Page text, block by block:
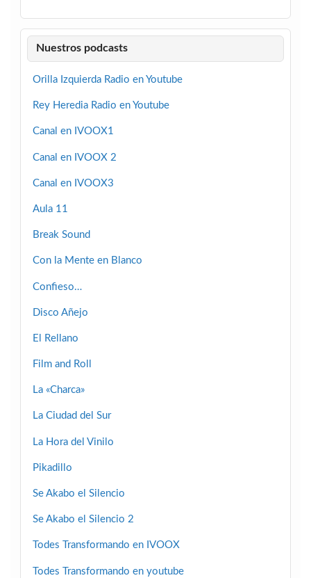
Nuestros podcasts
Orilla Izquierda Radio en Youtube
Rey Heredia Radio en Youtube
Canal en IVOOX1
Canal en IVOOX 2
Canal en IVOOX3
Aula 11
Break Sound
Con la Mente en Blanco
Confieso…
Disco Añejo
El Rellano
Film and Roll
La «Charca»
La Ciudad del Sur
La Hora del Vinilo
Pikadillo
Se Akabo el Silencio
Se Akabo el Silencio 2
Todes Transformando en IVOOX
Todes Transformando en youtube